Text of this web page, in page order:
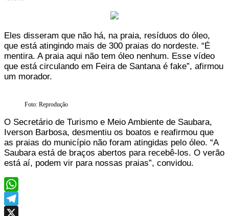
Eles disseram que não há, na praia, resíduos do óleo,
que está atingindo mais de 300 praias do nordeste. “É
mentira. A praia aqui não tem óleo nenhum. Esse vídeo
que está circulando em Feira de Santana é fake”, afirmou
um morador.
Foto: Reprodução
O Secretário de Turismo e Meio Ambiente de Saubara,
Iverson Barbosa, desmentiu os boatos e reafirmou que
as praias do município não foram atingidas pelo óleo. “A
Saubara está de braços abertos para recebê-los. O verão
está aí, podem vir para nossas praias”, convidou.
WhatsApp
Telegram